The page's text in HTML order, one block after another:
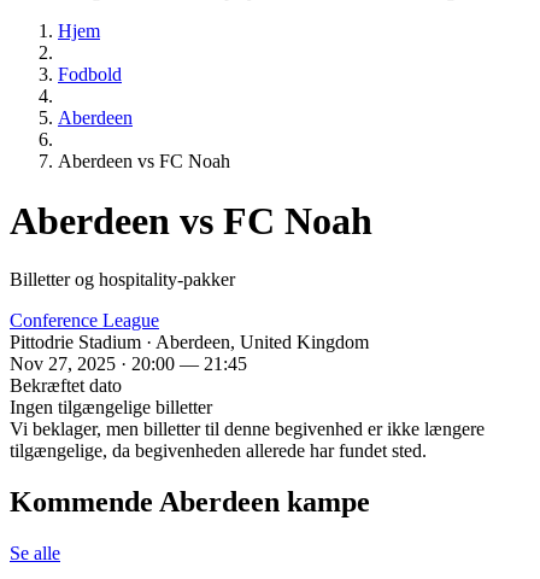
Hjem
Fodbold
Aberdeen
Aberdeen vs FC Noah
Aberdeen vs FC Noah
Billetter og hospitality-pakker
Conference League
Pittodrie Stadium · Aberdeen, United Kingdom
Nov 27, 2025 · 20:00 — 21:45
Bekræftet dato
Ingen tilgængelige billetter
Vi beklager, men billetter til denne begivenhed er ikke længere
tilgængelige, da begivenheden allerede har fundet sted.
Kommende Aberdeen kampe
Se alle